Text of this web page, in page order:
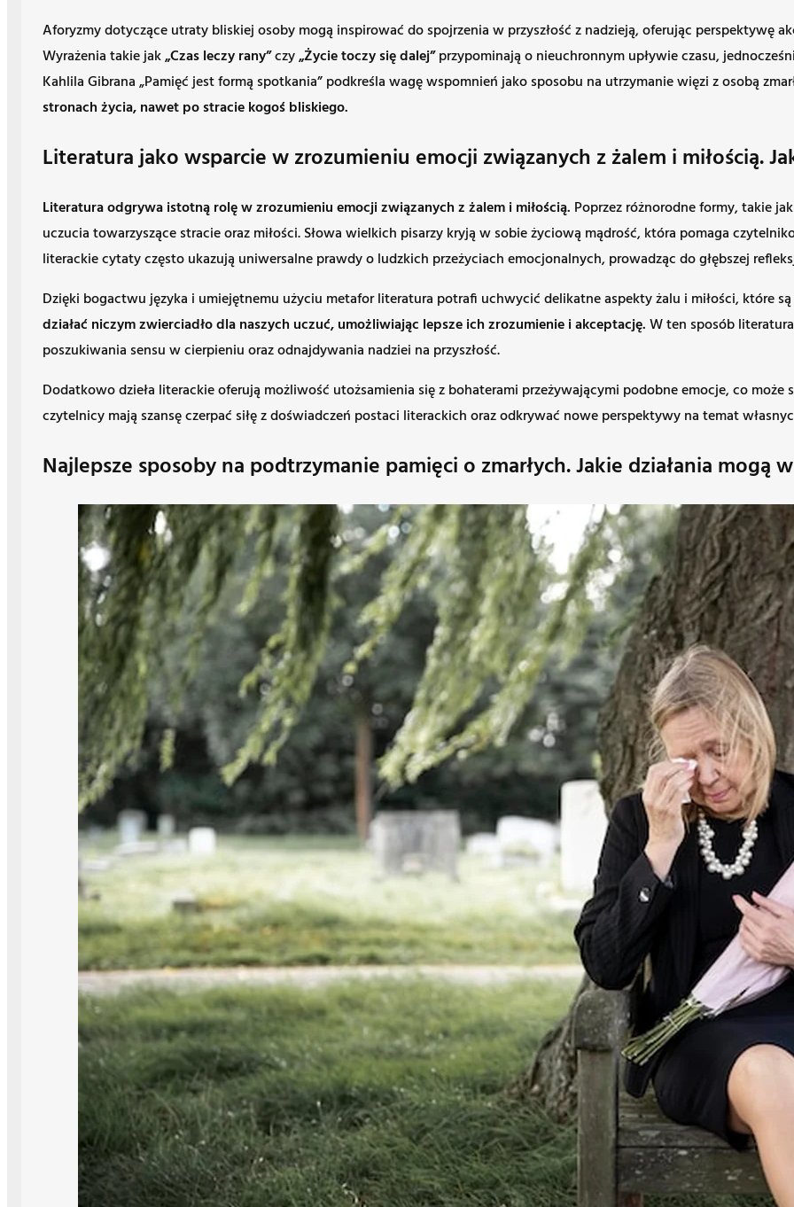
Aforyzmy dotyczące utraty bliskiej osoby mogą inspirować do spojrzenia w przyszłość z nadzieją, oferując perspektywę
Wyrażenia takie jak„Czas leczy rany”czy„Życie toczy się dalej”przypominają o nieuchronnym upływie czasu,
Kahlila Gibrana „Pamięć jest formą spotkania” podkreśla wagę wspomnień jako sposobu na utrzymanie więzi z osobą
stronach życia, nawet po stracie kogoś bliskiego.
Literatura jako wsparcie w zrozumieniu emocji związanych z żalem i miłością.
Literatura odgrywa istotną rolę w zrozumieniu emocji związanych z żalem i miłością. Poprzez różnorodne formy, takie
uczucia towarzyszące stracie oraz miłości. Słowa wielkich pisarzy kryją w sobie życiową mądrość, która pomaga
literackie cytaty często ukazują uniwersalne prawdy o ludzkich przeżyciach emocjonalnych, prowadząc do głębszej
Dzięki bogactwu języka i umiejętnemu użyciu metafor literatura potrafi uchwycić delikatne aspekty żalu i miłości, które
działać niczym zwierciadło dla naszych uczuć, umożliwiając lepsze ich zrozumienie i akceptację.W ten sposób
poszukiwania sensu w cierpieniu oraz odnajdywania nadziei na przyszłość.
Dodatkowo dzieła literackie oferują możliwość utożsamienia się z bohaterami przeżywającymi podobne emocje, co
czytelnicy mają szansę czerpać siłę z doświadczeń postaci literackich oraz odkrywać nowe perspektywy na temat
Najlepsze sposoby na podtrzymanie pamięci o zmarłych. Jakie działania mogą